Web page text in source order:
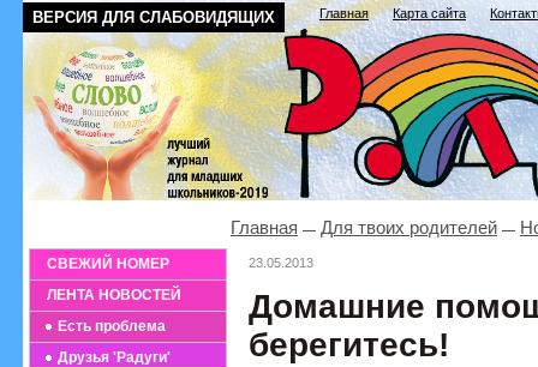
ВЕРСИЯ ДЛЯ СЛАБОВИДЯЩИХ Главная Карта сайта
СВЕЖИЙ НОМЕР
ЛЕНТА НОВОСТЕЙ
Есть проблема
Друзья 'Радуги'
Главная Для твоих родителей
23.05.2013
Домашние
берегитесь!